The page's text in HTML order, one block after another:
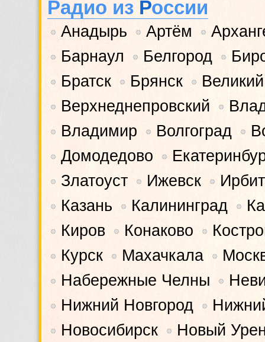
Радио из России
• Анадырь • Артём •
• Барнаул • Белгород •
• Братск • Брянск •
• Верхнеднепровский •
• Владимир • Волгоград •
• Домодедово •
• Златоуст • Ижевск • Ирбит
• Казань • Калининград •
• Киров • Конаково •
• Курск • Махачкала •
• Набережные Челны •
• Нижний Новгород •
• Новосибирск • Новый